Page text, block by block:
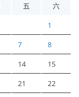
五 六
1
7 8
14 15
21 22